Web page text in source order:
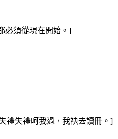
須從現在開始。]
禮呵我過，我袂去讀冊。]